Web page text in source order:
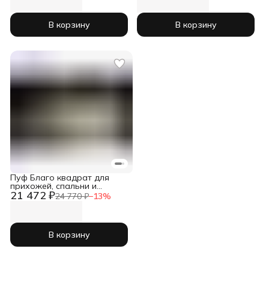
В корзину В корзину
21 472 ₽24 770 ₽−13%
Пуф Благо квадрат для
прихожей, спальни и
комнаты
В корзину